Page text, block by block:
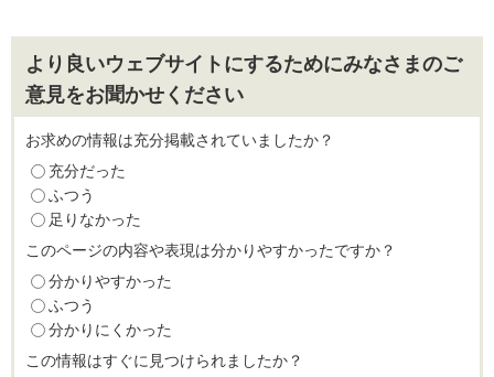
より良いウェブサイトにするためにみなさまのご
意見をお聞かせください
お求めの情報は充分掲載されていましたか？
充分だった
ふつう
足りなかった
このページの内容や表現は分かりやすかったですか？
分かりやすかった
ふつう
分かりにくかった
この情報はすぐに見つけられましたか？